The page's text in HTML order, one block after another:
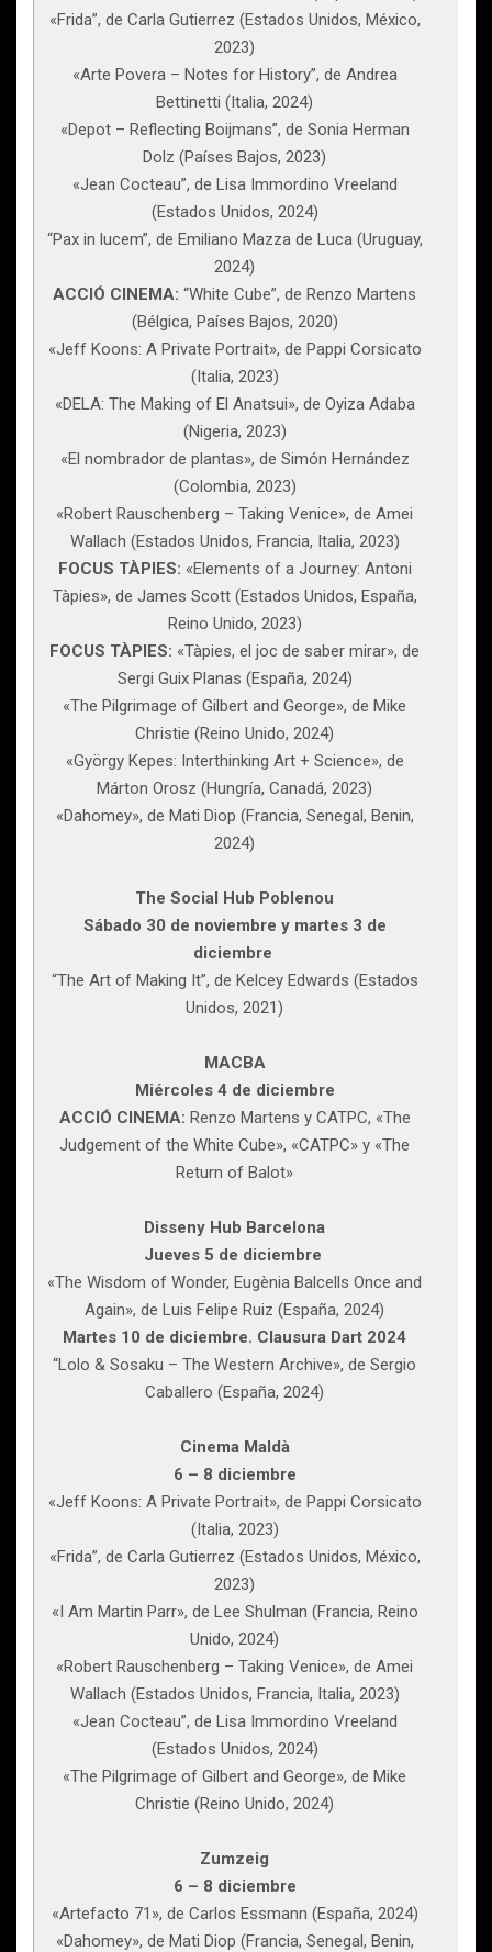
«Frida”, de Carla Gutierrez (Estados Unidos, México,
2023)
«Arte Povera – Notes for History”, de Andrea
Bettinetti (Italia, 2024)
«Depot – Reflecting Boijmans”, de Sonia Herman
Dolz (Países Bajos, 2023)
«Jean Cocteau”, de Lisa Immordino Vreeland
(Estados Unidos, 2024)
“Pax in lucem”, de Emiliano Mazza de Luca (Uruguay,
2024)
ACCIÓ CINEMA: “White Cube”, de Renzo Martens
(Bélgica, Países Bajos, 2020)
«Jeff Koons: A Private Portrait», de Pappi Corsicato
(Italia, 2023)
«DELA: The Making of El Anatsui», de Oyiza Adaba
(Nigeria, 2023)
«El nombrador de plantas», de Simón Hernández
(Colombia, 2023)
«Robert Rauschenberg – Taking Venice», de Amei
Wallach (Estados Unidos, Francia, Italia, 2023)
FOCUS TÀPIES: «Elements of a Journey: Antoni
Tàpies», de James Scott (Estados Unidos, España,
Reino Unido, 2023)
FOCUS TÀPIES: «Tàpies, el joc de saber mirar», de
Sergi Guix Planas (España, 2024)
«The Pilgrimage of Gilbert and George», de Mike
Christie (Reino Unido, 2024)
«György Kepes: Interthinking Art + Science», de
Márton Orosz (Hungría, Canadá, 2023)
«Dahomey», de Mati Diop (Francia, Senegal, Benin,
2024)
The Social Hub Poblenou
Sábado 30 de noviembre y martes 3 de
diciembre
“The Art of Making It”, de Kelcey Edwards (Estados
Unidos, 2021)
MACBA
Miércoles 4 de diciembre
ACCIÓ CINEMA: Renzo Martens y CATPC, «The
Judgement of the White Cube», «CATPC» y «The
Return of Balot»
Disseny Hub Barcelona
Jueves 5 de diciembre
«The Wisdom of Wonder, Eugènia Balcells Once and
Again», de Luis Felipe Ruiz (España, 2024)
Martes 10 de diciembre. Clausura Dart 2024
“Lolo & Sosaku – The Western Archive», de Sergio
Caballero (España, 2024)
Cinema Maldà
6 – 8 diciembre
«Jeff Koons: A Private Portrait», de Pappi Corsicato
(Italia, 2023)
«Frida”, de Carla Gutierrez (Estados Unidos, México,
2023)
«I Am Martin Parr», de Lee Shulman (Francia, Reino
Unido, 2024)
«Robert Rauschenberg – Taking Venice», de Amei
Wallach (Estados Unidos, Francia, Italia, 2023)
«Jean Cocteau”, de Lisa Immordino Vreeland
(Estados Unidos, 2024)
«The Pilgrimage of Gilbert and George», de Mike
Christie (Reino Unido, 2024)
Zumzeig
6 – 8 diciembre
«Artefacto 71», de Carlos Essmann (España, 2024)
«Dahomey», de Mati Diop (Francia, Senegal, Benin,